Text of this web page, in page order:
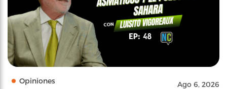
Opiniones Ago 6, 2026